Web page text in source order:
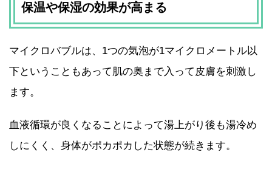
保温や保湿の効果が高まる
マイクロバブルは、1つの気泡が1マイクロメートル以
下ということもあって肌の奥まで入って皮膚を刺激し
ます。
血液循環が良くなることによって湯上がり後も湯冷め
しにくく、身体がポカポカした状態が続きます。